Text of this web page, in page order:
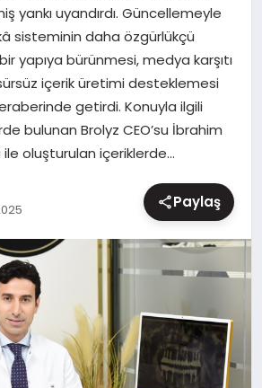
yankı uyandırdı. Güncellemeyle
sisteminin daha özgürlükçü
yapıya bürünmesi, medya karşıtı
içerik üretimi desteklemesi
getirdi. Konuyla ilgili
bulunan Brolyz CEO’su İbrahim
ile oluşturulan içeriklerde…
Paylaş